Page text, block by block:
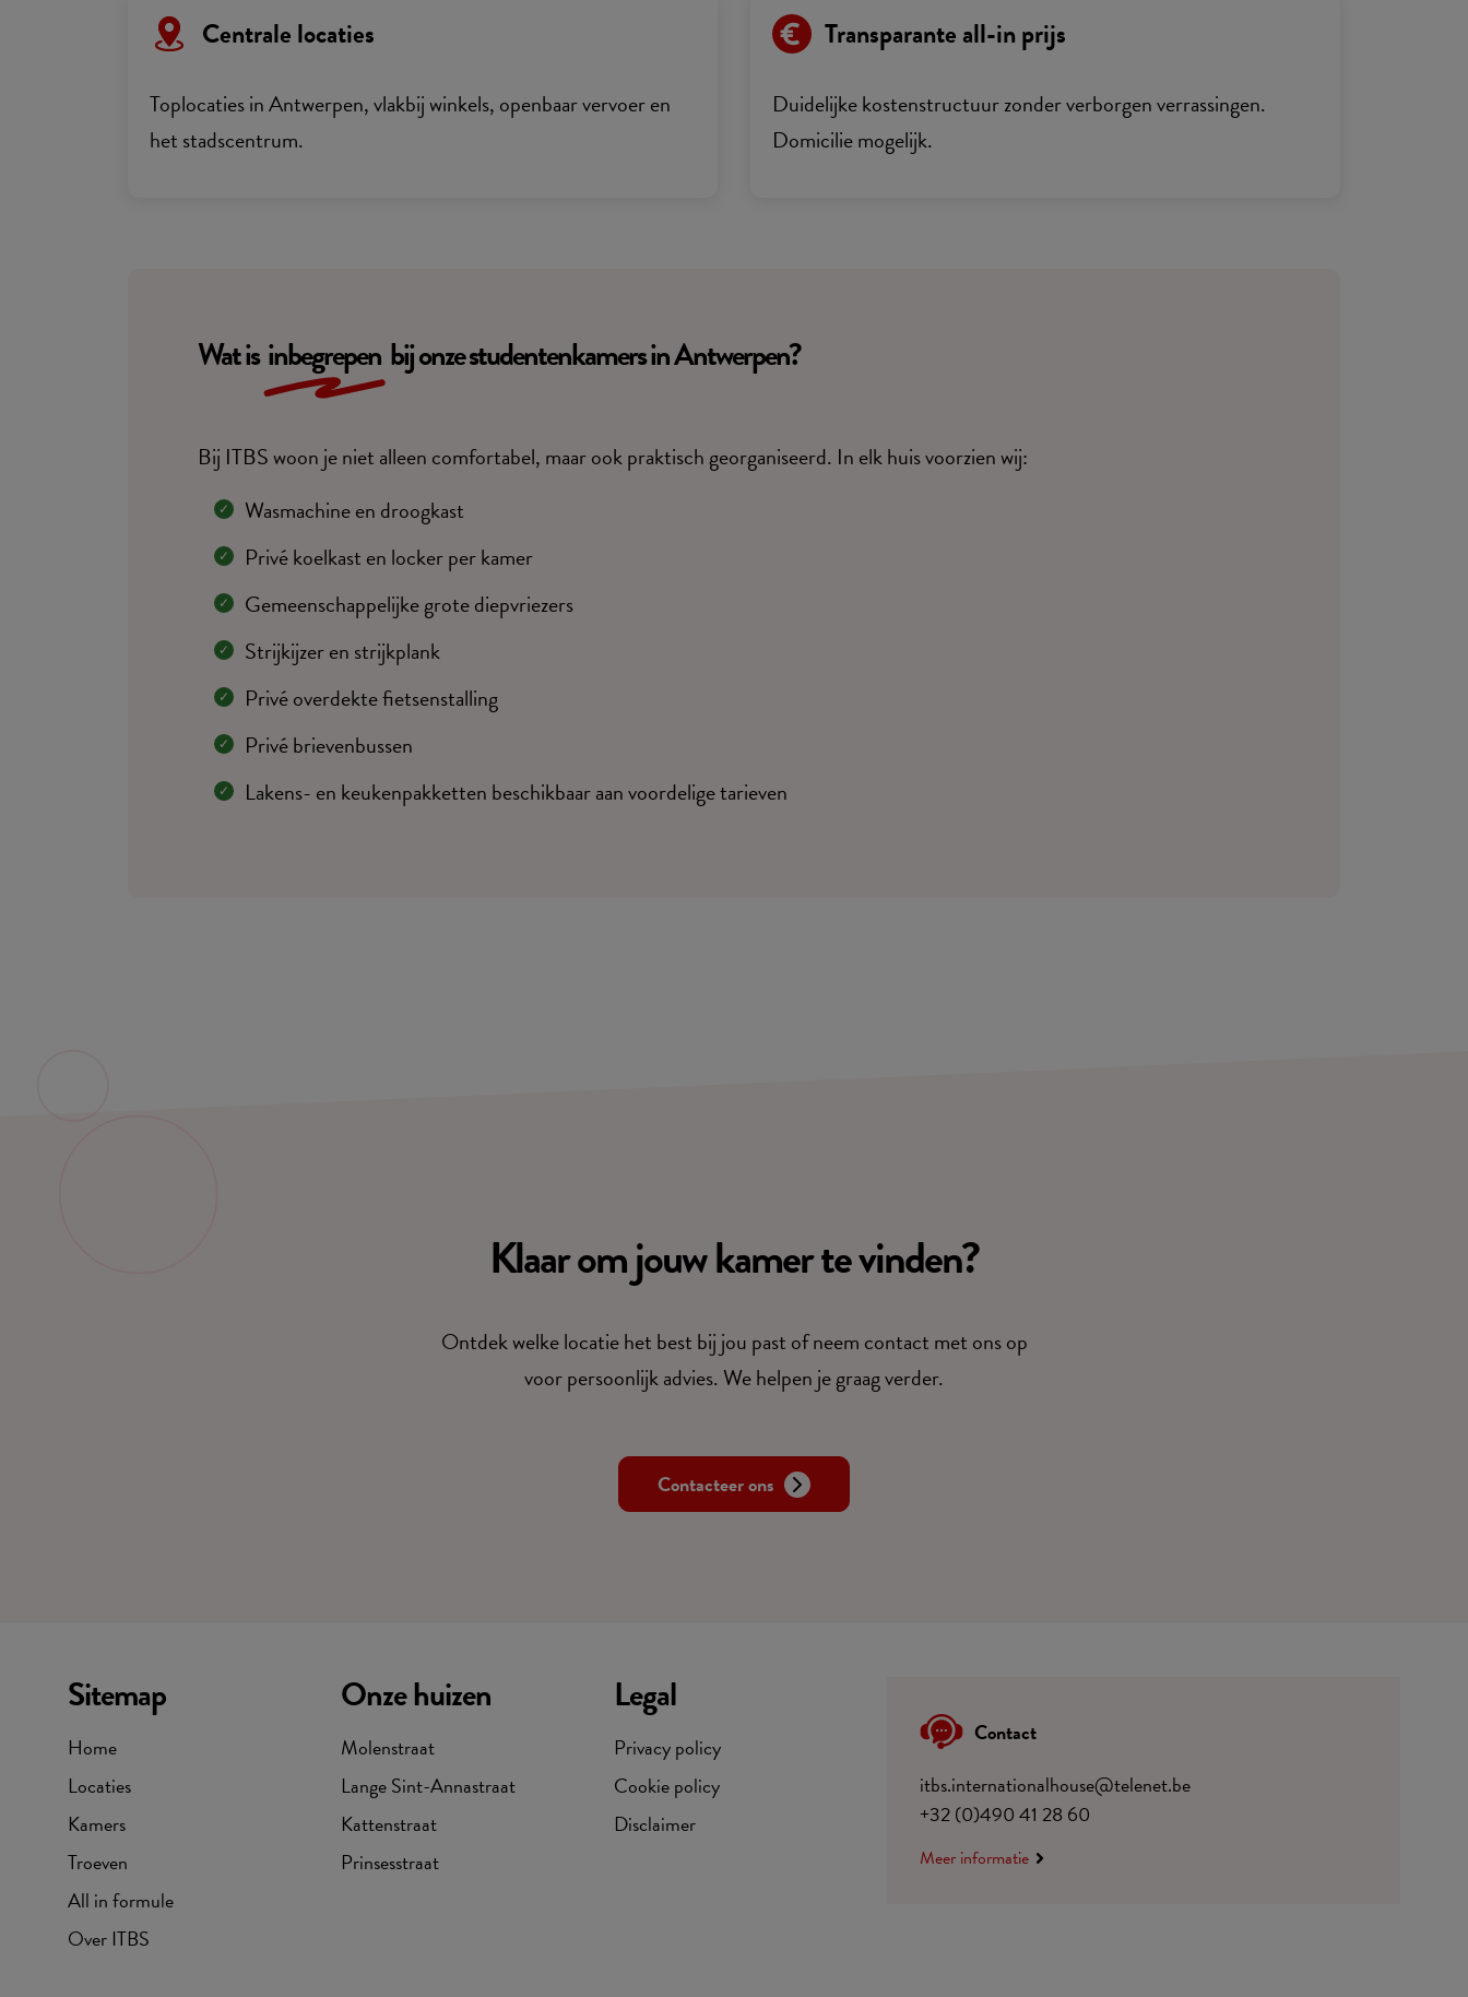
Centrale locaties
Toplocaties in Antwerpen, vlakbij winkels, openbaar vervoer en
het stadscentrum.
Transparante all-in prijs
Duidelijke kostenstructuur zonder verborgen verrassingen.
Domicilie mogelijk.
Wat isinbegrepen bij onze studentenkamers in Antwerpen?
Bij ITBS woon je niet alleen comfortabel, maar ook praktisch georganiseerd. In elk huis voorzien wij:
Wasmachine en droogkast
Privé koelkast en locker per kamer
Gemeenschappelijke grote diepvriezers
Strijkijzer en strijkplank
Privé overdekte fietsenstalling
Privé brievenbussen
Lakens- en keukenpakketten beschikbaar aan voordelige tarieven
Klaar om jouw kamer te vinden?
Ontdek welke locatie het best bij jou past of neem contact met ons op
voor persoonlijk advies. We helpen je graag verder.
Contacteer ons
Sitemap
Home
Locaties
Kamers
Troeven
All in formule
Over ITBS
Contact
itbs.internationalhouse@telenet.be
+32 (0)490 41 28 60
Meer informatie
Legal
Privacy policy
Cookie policy
Disclaimer
Onze huizen
Molenstraat
Lange Sint-Annastraat
Kattenstraat
Prinsesstraat